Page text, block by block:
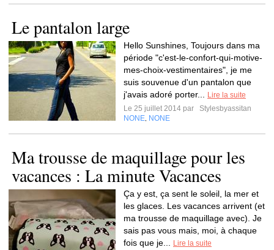
Le pantalon large
Hello Sunshines, Toujours dans ma
période "c'est-le-confort-qui-motive-
mes-choix-vestimentaires", je me
suis souvenue d'un pantalon que
j'avais adoré porter...
Lire la suite
Le 25 juillet 2014 par
Stylesbyassitan
NONE NONE
Ma trousse de maquillage pour les
vacances : La minute Vacances
Ça y est, ça sent le soleil, la mer et
les glaces. Les vacances arrivent (et
ma trousse de maquillage avec). Je
sais pas vous mais, moi, à chaque
fois que je...
Lire la suite